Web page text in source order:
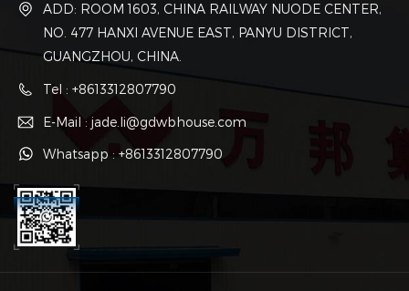
ADD: ROOM 1603, CHINA RAILWAY NUODE CENTER,
NO. 477 HANXI AVENUE EAST, PANYU DISTRICT,
GUANGZHOU, CHINA.
Tel : +8613312807790
E-Mail : jade.li@gdwbhouse.com
Whatsapp : +8613312807790